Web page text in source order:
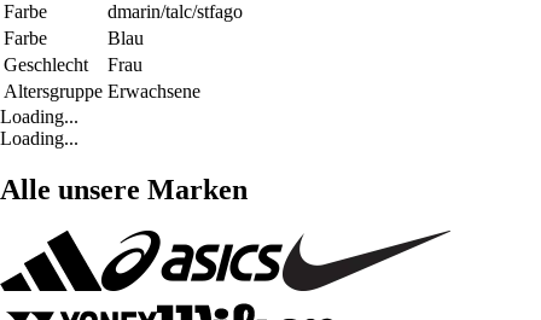
Farbe
dmarin/talc/stfago
Farbe
Blau
Geschlecht
Frau
Altersgruppe Erwachsene
Loading...
Loading...
Alle unsere Marken